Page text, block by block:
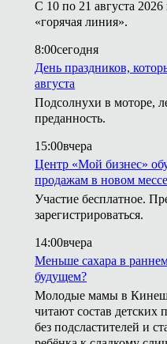
С 10 по 21 августа 2026
«горячая линия».
8:00сегодня
День праздников,
августа
Подсолнухи в моторе,
преданность.
15:00вчера
Центр «Мой бизнес»
продажам в новом
Участие бесплатное.
зарегистрироваться.
14:00вчера
Меньше сахара в
будущем?
Молодые мамы в
читают состав
без подсластителей и